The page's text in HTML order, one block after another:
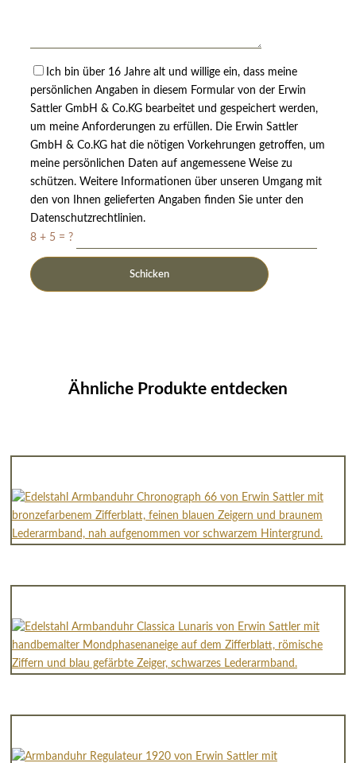
Ich bin über 16 Jahre alt und willige ein, dass meine
persönlichen Angaben in diesem Formular von der Erwin
Sattler GmbH & Co.KG bearbeitet und gespeichert werden,
um meine Anforderungen zu erfüllen. Die Erwin Sattler
GmbH & Co.KG hat die nötigen Vorkehrungen getroffen, um
meine persönlichen Daten auf angemessene Weise zu
schützen. Weitere Informationen über unseren Umgang mit
den von Ihnen gelieferten Angaben finden Sie unter den
Datenschutzrechtlinien.
8 + 5 = ?
Ähnliche Produkte entdecken